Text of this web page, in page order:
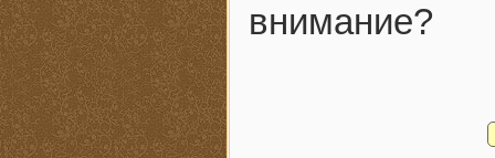
внимание?